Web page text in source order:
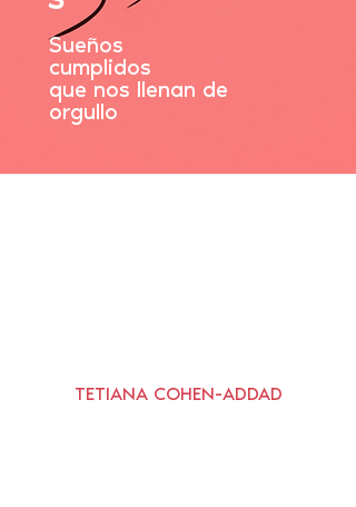
Sueños
cumplidos
que nos llenan de
orgullo
TETIANA COHEN-ADDAD